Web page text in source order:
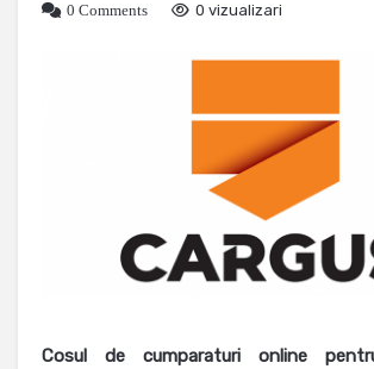
0 Comments
0 vizualizari
Cosul de cumparaturi online